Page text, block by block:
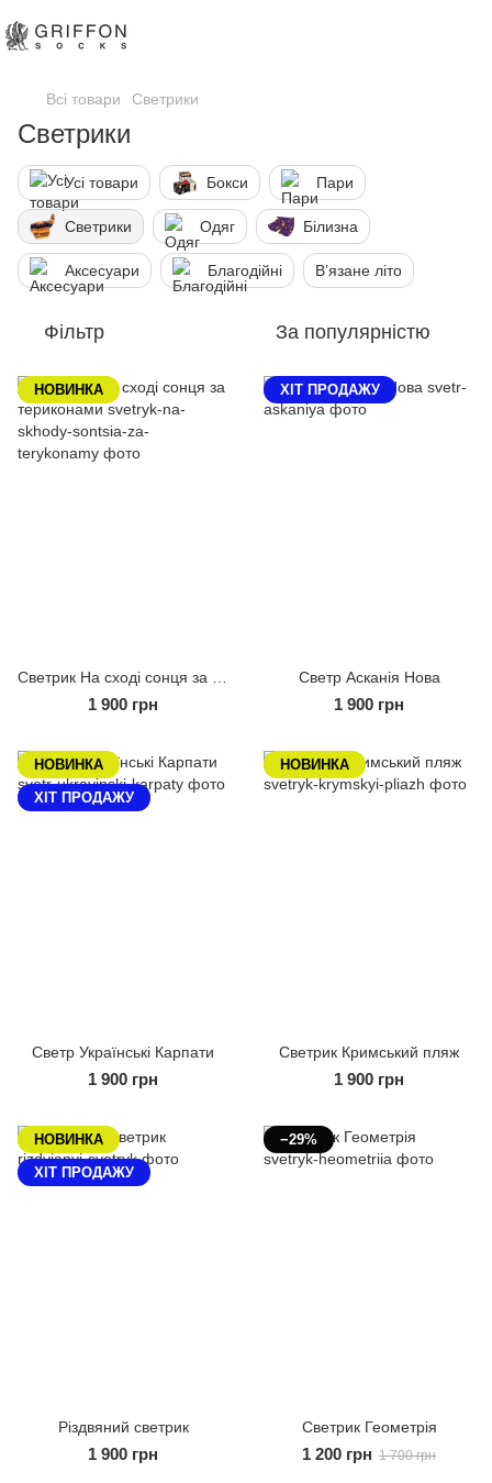
Всі товари Светрики
Светрики
Усі товари Бокси Пари
Светрики Одяг Білизна
Аксесуари Благодійні В’язане літо
Фільтр За популярністю
НОВИНКА
1 900 грн
XIТ ПРОДАЖУ
Светр Асканія Нова
1 900 грн
НОВИНКА
XIТ ПРОДАЖУ
Светр Українські Карпати
1 900 грн
НОВИНКА
Светрик Кримський пляж
1 900 грн
НОВИНКА
XIТ ПРОДАЖУ
Різдвяний светрик
1 900 грн
−29%
Светрик Геометрія
1 200 грн 1 700 грн